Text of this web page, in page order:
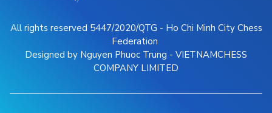
All rights reserved 5447/2020/QTG - Ho Chi Minh City Chess
Federation
Designed by Nguyen Phuoc Trung - VIETNAMCHESS
COMPANY LIMITED